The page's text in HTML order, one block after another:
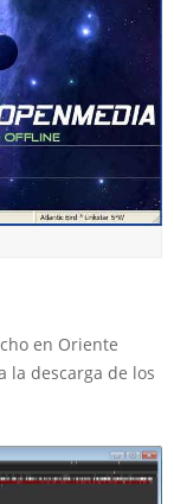
en Oriente
la descarga de los